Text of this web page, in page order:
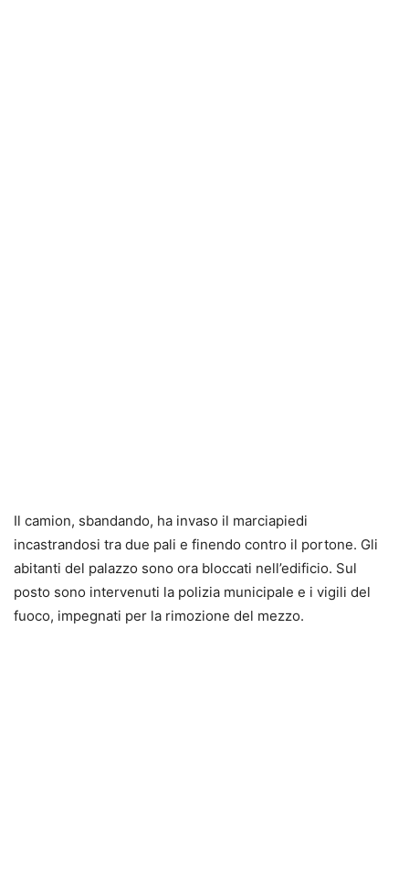
Il camion, sbandando, ha invaso il marciapiedi
incastrandosi tra due pali e finendo contro il portone. Gli
abitanti del palazzo sono ora bloccati nell’edificio. Sul
posto sono intervenuti la polizia municipale e i vigili del
fuoco, impegnati per la rimozione del mezzo.